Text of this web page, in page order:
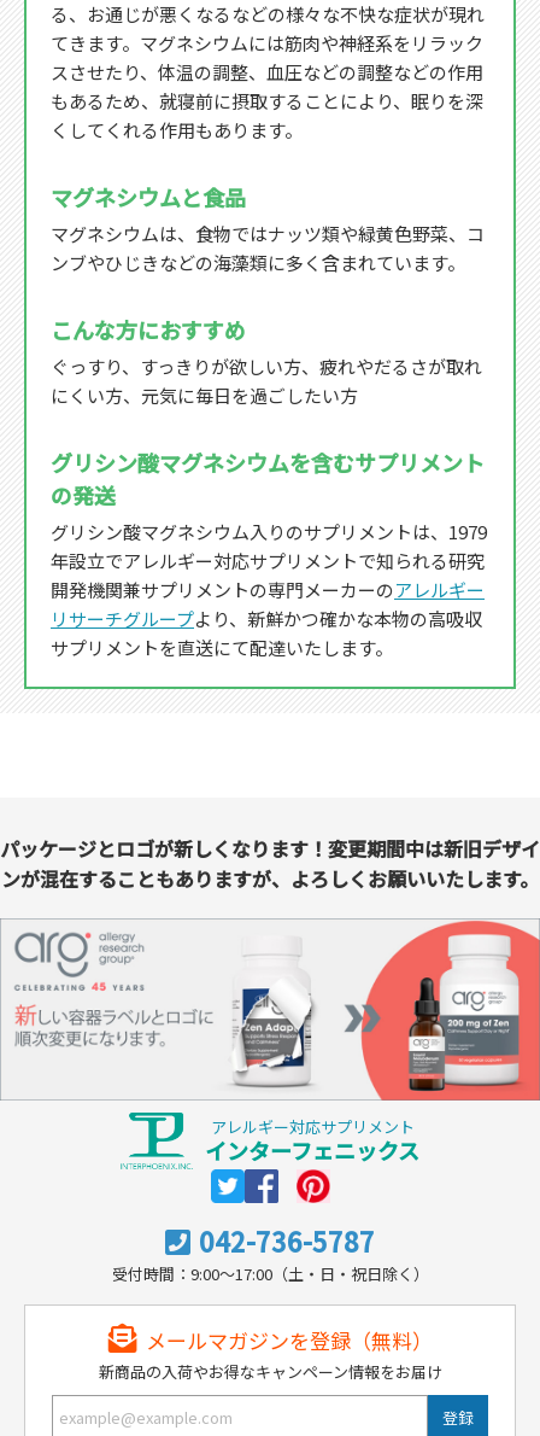
る、お通じが悪くなるなどの様々な不快な症状が現れ
てきます。マグネシウムには筋肉や神経系をリラック
スさせたり、体温の調整、血圧などの調整などの作用
もあるため、就寝前に摂取することにより、眠りを深
くしてくれる作用もあります。
マグネシウムと食品
マグネシウムは、食物ではナッツ類や緑黄色野菜、コ
ンブやひじきなどの海藻類に多く含まれています。
こんな方におすすめ
ぐっすり、すっきりが欲しい方、疲れやだるさが取れ
にくい方、元気に毎日を過ごしたい方
グリシン酸マグネシウムを含むサプリメント
の発送
グリシン酸マグネシウム入りのサプリメントは、1979
年設立でアレルギー対応サプリメントで知られる研究
開発機関兼サプリメントの専門メーカーのアレルギー
リサーチグループより、新鮮かつ確かな本物の高吸収
サプリメントを直送にて配達いたします。
パッケージとロゴが新しくなります！変更期間中は新旧デザイ
ンが混在することもありますが、よろしくお願いいたします。
アレルギー対応サプリメント
インターフェニックス
042-736-5787
受付時間：9:00～17:00（土・日・祝日除く）
メールマガジンを登録（無料）
新商品の入荷やお得なキャンペーン情報をお届け